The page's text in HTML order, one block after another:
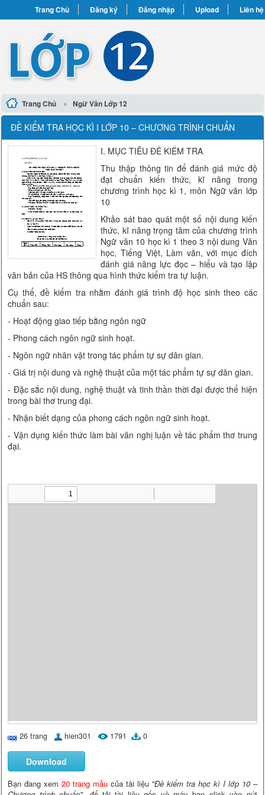
Trang Chủ Đăng ký Đăng nhập Upload Liên hệ
Trang Chủ › Ngữ Văn Lớp 12
ĐỀ KIỂM TRA HỌC KÌ I LỚP 10 – CHƯƠNG TRÌNH CHUẨN
I. MỤC TIÊU ĐỀ KIỂM TRA
Thu thập thông tin để đánh giá mức độ
đạt chuẩn kiến thức, kĩ năng trong
chương trình học kì 1, môn Ngữ văn lớp
10
Khảo sát bao quát một số nội dung kiến
thức, kĩ năng trọng tâm của chương trình
Ngữ văn 10 học kì 1 theo 3 nội dung Văn
học, Tiếng Việt, Làm văn, với mục đích
đánh giá năng lực đọc – hiểu và tạo lập
văn bản của HS thông qua hình thức kiểm tra tự luận.
Cụ thể, đề kiểm tra nhằm đánh giá trình độ học sinh theo các
chuẩn sau:
- Hoạt động giao tiếp bằng ngôn ngữ
- Phong cách ngôn ngữ sinh hoạt.
- Ngôn ngữ nhân vật trong tác phẩm tự sự dân gian.
- Giá trị nội dung và nghệ thuật của một tác phẩm tự sự dân gian.
- Đặc sắc nội dung, nghệ thuật và tinh thần thời đại được thể hiện
trong bài thơ trung đại.
- Nhận biết dạng của phong cách ngôn ngữ sinh hoạt.
- Vận dụng kiến thức làm bài văn nghị luận về tác phẩm thơ trung
đại.
26 trang hien301 1791 0
Download
Bạn đang xem 20 trang mẫucủa tài liệu "Đề kiểm tra học kì I lớp 10 –